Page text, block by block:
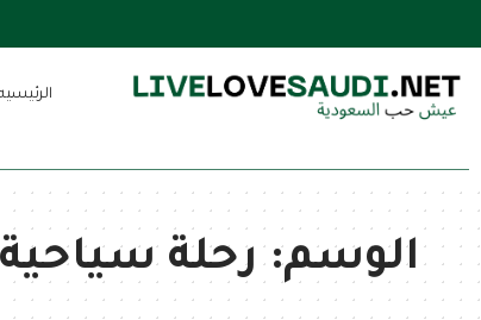
الوسم:رحلة